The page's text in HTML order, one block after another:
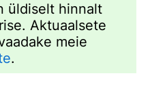
üldiselt hinnalt
Aktuaalsete
meie
.